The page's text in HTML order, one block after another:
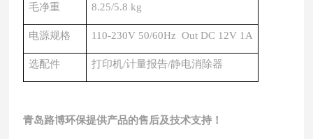
毛净重 8.25/5.8 kg
电源规格 110-230V 50/60Hz Out DC 12V 1A
选配件 打印机/计量报告/静电消除器
青岛路博环保提供产品的售后及技术支持！